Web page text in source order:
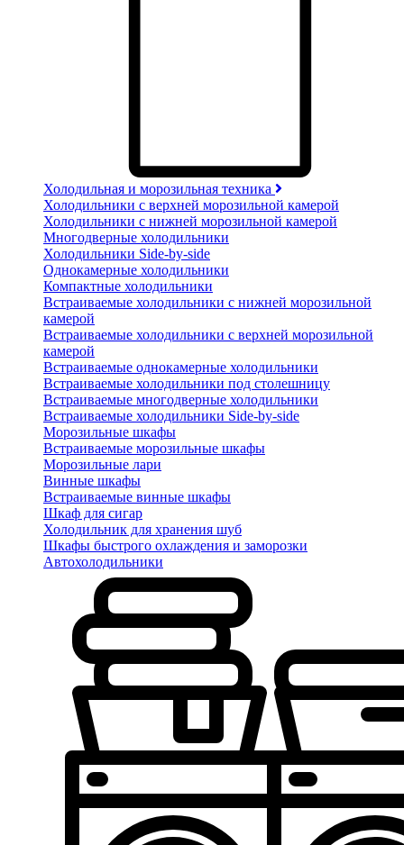
Холодильная и морозильная техника
Холодильники с верхней морозильной камерой
Холодильники с нижней морозильной камерой
Многодверные холодильники
Холодильники Side-by-side
Однокамерные холодильники
Компактные холодильники
Встраиваемые холодильники с нижней морозильной
камерой
Встраиваемые холодильники с верхней морозильной
камерой
Встраиваемые однокамерные холодильники
Встраиваемые холодильники под столешницу
Встраиваемые многодверные холодильники
Встраиваемые холодильники Side-by-side
Морозильные шкафы
Встраиваемые морозильные шкафы
Морозильные лари
Винные шкафы
Встраиваемые винные шкафы
Шкаф для сигар
Холодильник для хранения шуб
Шкафы быстрого охлаждения и заморозки
Автохолодильники